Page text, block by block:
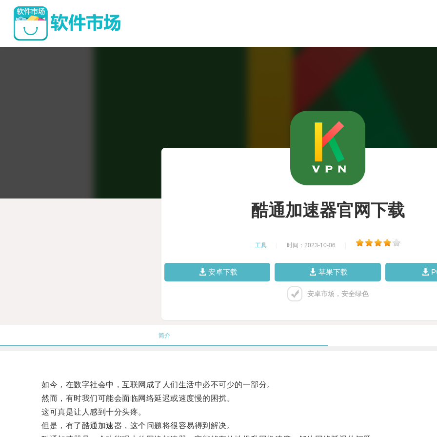
酷通加速器官网下载
工具 时间：2023-10-06
安卓下载 苹果下载
安卓市场，安全绿色
简介
如今，在数字社会中，互联网成了人们生活中必不可少的一部分。
然而，有时我们可能会面临网络延迟或速度慢的困扰。
这可真是让人感到十分头疼。
但是，有了酷通加速器，这个问题将很容易得到解决。